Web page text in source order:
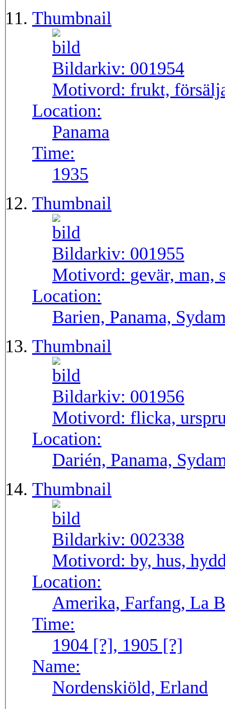
Thumbnail
Bildarkiv: 001954
Motivord: frukt,
Location:
Panama
Time:
1935
Thumbnail
Bildarkiv: 001955
Motivord: gevär, man,
Location:
Barien, Panama,
Thumbnail
Bildarkiv: 001956
Motivord: flicka,
Location:
Darién, Panama,
Thumbnail
Bildarkiv: 002338
Motivord: by, hus,
Location:
Amerika, Farfang, La
Time:
1904 [?], 1905 [?]
Name:
Nordenskiöld, Erland